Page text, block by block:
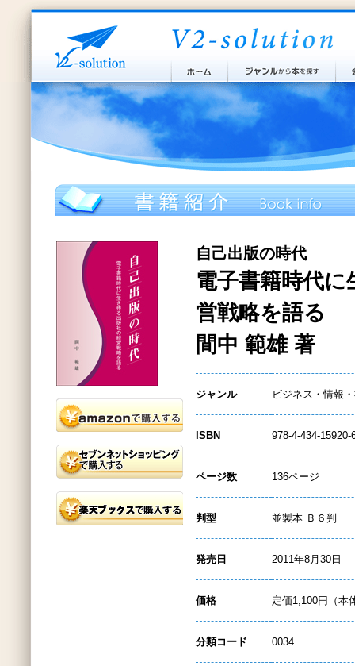
自己出版の時代
電子書籍時代
営戦略を語る
間中 範雄 著
ジャンル ビジネス・情報
ISBN 978-4-434-15920-
ページ数 136ページ
判型 並製本 Ｂ６判
発売日 2011年8月30日
価格 定価1,100円（本
分類コード 0034